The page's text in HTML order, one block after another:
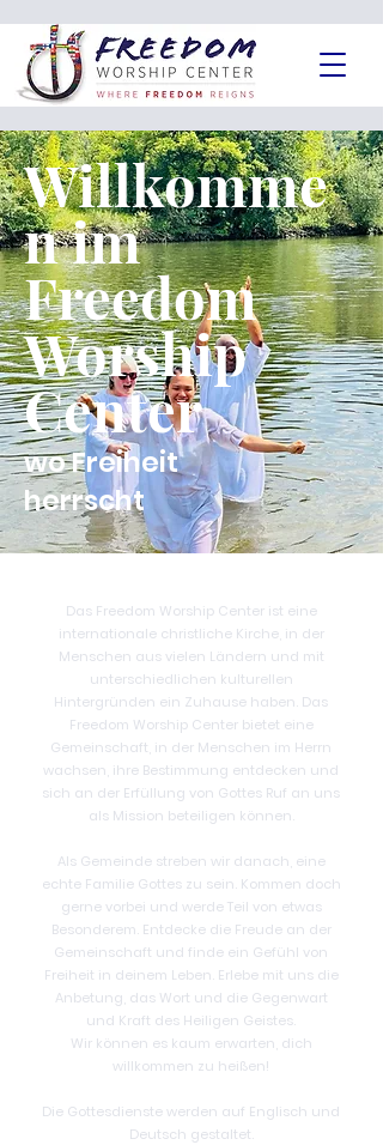
Willkomme
n im
Freedom
Worship
Center
wo Freiheit
herrscht
Das Freedom Worship Center ist eine
internationale christliche Kirche, in der
Menschen aus vielen Ländern und mit
unterschiedlichen kulturellen
Hintergründen ein Zuhause haben. Das
Freedom Worship Center bietet eine
Gemeinschaft, in der Menschen im Herrn
wachsen, ihre Bestimmung entdecken und
sich an der Erfüllung von Gottes Ruf an uns
als Mission beteiligen können.
Als Gemeinde streben wir danach, eine
echte Familie Gottes zu sein. Kommen doch
gerne vorbei und werde Teil von etwas
Besonderem. Entdecke die Freude an der
Gemeinschaft und finde ein Gefühl von
Freiheit in deinem Leben. Erlebe mit uns die
Anbetung, das Wort und die Gegenwart
und Kraft des Heiligen Geistes.
Wir können es kaum erwarten, dich
willkommen zu heißen!
Die Gottesdienste werden auf Englisch und
Deutsch gestaltet.